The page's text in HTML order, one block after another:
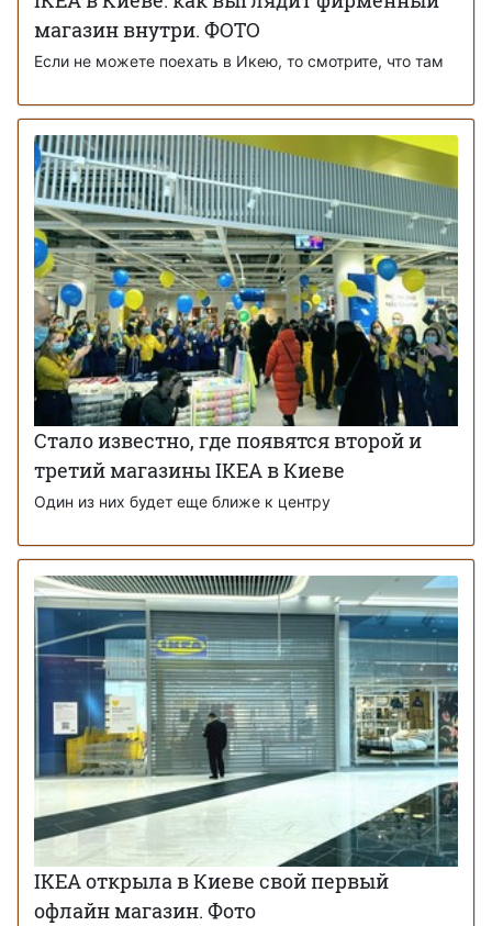
магазин внутри. ФОТО
Если не можете поехать в Икею, то смотрите, что там
Стало известно, где появятся второй и
третий магазины IKEA в Киеве
Один из них будет еще ближе к центру
IKEA открыла в Киеве свой первый
офлайн магазин. Фото